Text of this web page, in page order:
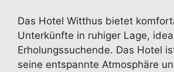
Das Hotel Witthus bietet
Unterkünfte in ruhiger Lage,
Erholungssuchende. Das Hotel
seine entspannte Atmosphäre